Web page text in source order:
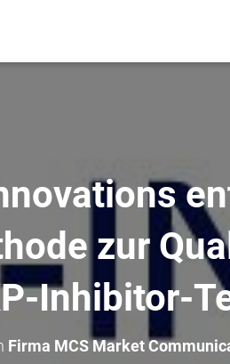
zur
Inhibitor-
Firma MCS Market